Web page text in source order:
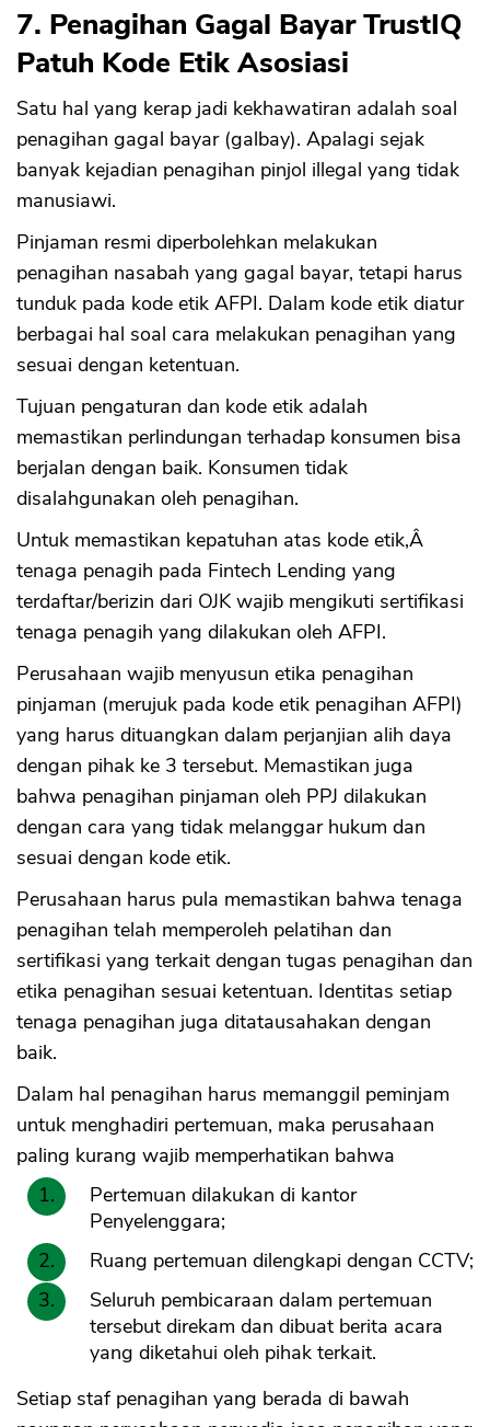
7. Penagihan Gagal Bayar TrustIQ
Patuh Kode Etik Asosiasi
Satu hal yang kerap jadi kekhawatiran adalah soal
penagihan gagal bayar (galbay). Apalagi sejak
banyak kejadian penagihan pinjol illegal yang tidak
manusiawi.
Pinjaman resmi diperbolehkan melakukan
penagihan nasabah yang gagal bayar, tetapi harus
tunduk pada kode etik AFPI. Dalam kode etik diatur
berbagai hal soal cara melakukan penagihan yang
sesuai dengan ketentuan.
Tujuan pengaturan dan kode etik adalah
memastikan perlindungan terhadap konsumen bisa
berjalan dengan baik. Konsumen tidak
disalahgunakan oleh penagihan.
Untuk memastikan kepatuhan atas kode etik,Â
tenaga penagih pada Fintech Lending yang
terdaftar/berizin dari OJK wajib mengikuti sertifikasi
tenaga penagih yang dilakukan oleh AFPI.
Perusahaan wajib menyusun etika penagihan
pinjaman (merujuk pada kode etik penagihan AFPI)
yang harus dituangkan dalam perjanjian alih daya
dengan pihak ke 3 tersebut. Memastikan juga
bahwa penagihan pinjaman oleh PPJ dilakukan
dengan cara yang tidak melanggar hukum dan
sesuai dengan kode etik.
Perusahaan harus pula memastikan bahwa tenaga
penagihan telah memperoleh pelatihan dan
sertifikasi yang terkait dengan tugas penagihan dan
etika penagihan sesuai ketentuan. Identitas setiap
tenaga penagihan juga ditatausahakan dengan
baik.
Dalam hal penagihan harus memanggil peminjam
untuk menghadiri pertemuan, maka perusahaan
paling kurang wajib memperhatikan bahwa
Pertemuan dilakukan di kantor
Penyelenggara;
Ruang pertemuan dilengkapi dengan CCTV;
Seluruh pembicaraan dalam pertemuan
tersebut direkam dan dibuat berita acara
yang diketahui oleh pihak terkait.
Setiap staf penagihan yang berada di bawah